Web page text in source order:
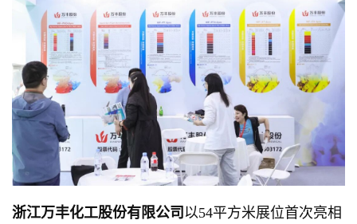
浙江万丰化工股份有限公司 以54平方米展位首次亮相